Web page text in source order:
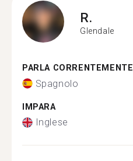
R.
Glendale
PARLA CORRENTEMENTE
Spagnolo
IMPARA
Inglese